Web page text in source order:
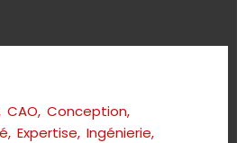
CAO, Conception,
, Expertise, Ingénierie,